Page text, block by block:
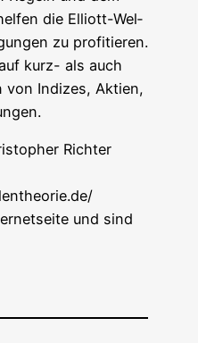
die Elliott-Wel­
zu pro­fi­tie­ren.
kurz- als auch
von Indi­zes, Akti­en,
Rich­ter
und sind